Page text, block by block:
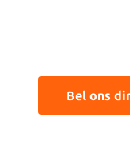
Bel ons